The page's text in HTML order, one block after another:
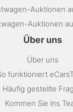
Auktionen
Auktionen
Über uns
Über uns
funktioniert
Häufig gestellte
Kommen Sie ins